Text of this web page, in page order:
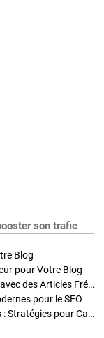
son trafic
Blog
pour Votre Blog
Stratégies de Publication : Boostez Votre Blog avec des Articles Fréquents et Exclusifs
pour le SEO
Enrichir Vos Articles avec des Contenus Riches : Stratégies pour Captiver et Optimiser